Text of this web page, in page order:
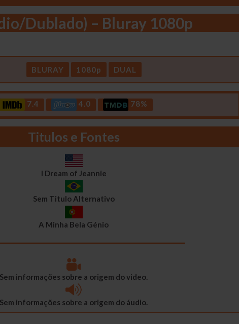
Dublado) – Bluray 1080p
BLURAY 1080p DUAL
7.4 4.0 78%
Titulos e Fontes
I Dream of Jeannie
Sem Titulo Alternativo
A Minha Bela Génio
Sem informações sobre a origem do video.
Sem informações sobre a origem do áudio.